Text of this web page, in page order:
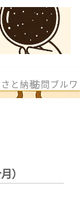
と納税訪問ブル
）